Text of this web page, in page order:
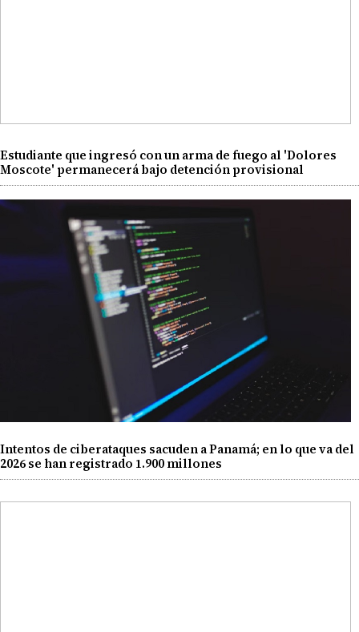
Estudiante que ingresó con un arma de fuego al 'Dolores
Moscote' permanecerá bajo detención provisional
Intentos de ciberataques sacuden a Panamá; en lo que va del
2026 se han registrado 1.900 millones